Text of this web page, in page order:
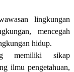
lingkungan
mencegah
hidup.
memiliki sikap
ilmu pengetahuan,